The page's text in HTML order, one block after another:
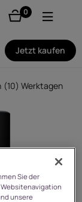
0
Artikel
Jetzt kaufen
(10) Werktagen
Sie der
Websitenavigation
unsere